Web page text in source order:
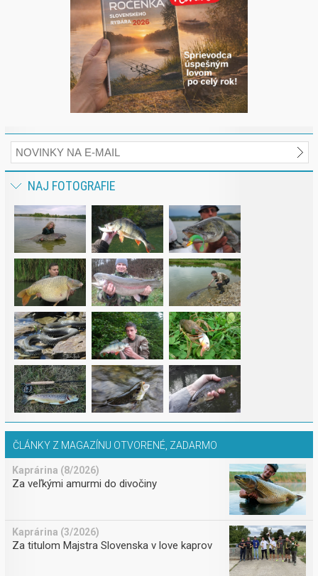
NAJ FOTOGRAFIE
ČLÁNKY Z MAGAZÍNU OTVORENÉ, ZADARMO
Kaprárina (8/2026)
Za veľkými amurmi do divočiny
Kaprárina (3/2026)
Za titulom Majstra Slovenska v love kaprov